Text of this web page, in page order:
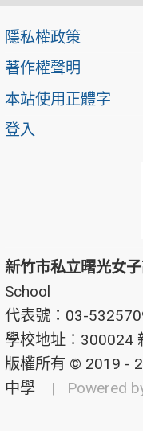
隱私權政策
著作權聲明
本站使用正體字
登入
新竹市私立曙光女
School
代表號：03-
學校地址：300024
版權所有 © 2019 -
中學
| Powered